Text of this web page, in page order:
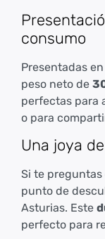
consumo
Presentadas
peso neto de
perfectas para
o para
Una joya
Si te preguntas
punto de
Asturias. Este
perfecto para